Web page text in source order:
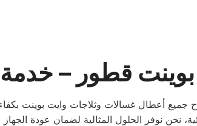
بوينت قطور –
أعطال غسالات وثلاجات وايت بوينت